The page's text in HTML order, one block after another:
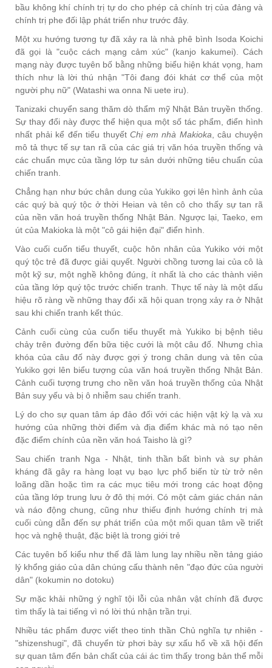
bầu không khí chính trị tự do cho phép cả chính trị của đảng và
chính trị phe đối lập phát triển như trước đây.
Một xu hướng tương tự đã xảy ra là nhà phê bình Isoda Koichi
đã gọi là "cuộc cách mạng cảm xúc" (kanjo kakumei). Cách
mạng này được tuyên bố bằng những biểu hiện khát vọng, ham
thích như là lời thú nhận "Tôi đang đói khát cơ thể của một
người phụ nữ" (Watashi wa onna Ni uete iru).
Tanizaki chuyển sang thăm dò thẩm mỹ Nhật Bản truyền thống.
Sự thay đổi này được thể hiện qua một số tác phẩm, điển hình
nhất phải kể đến tiểu thuyếtChị em nhà Makioka , câu chuyện
mô tả thực tế sự tan rã của các giá trị văn hóa truyền thống và
các chuẩn mực của tầng lớp tư sản dưới những tiêu chuẩn của
chiến tranh.
Chẳng hạn như bức chân dung của Yukiko gợi lên hình ảnh của
các quý bà quý tộc ở thời Heian và tên cô cho thấy sự tan rã
của nền văn hoá truyền thống Nhật Bản. Ngược lại, Taeko, em
út của Makioka là một "cô gái hiện đại" điển hình.
Vào cuối cuốn tiểu thuyết, cuộc hôn nhân của Yukiko với một
quý tộc trẻ đã được giải quyết. Người chồng tương lai của cô là
một kỹ sư, một nghề không đúng, ít nhất là cho các thành viên
của tầng lớp quý tộc trước chiến tranh. Thực tế này là một dấu
hiệu rõ ràng về những thay đổi xã hội quan trọng xảy ra ở Nhật
sau khi chiến tranh kết thúc.
Cảnh cuối cùng của cuốn tiểu thuyết mà Yukiko bị bệnh tiêu
chảy trên đường đến bữa tiệc cưới là một câu đố. Nhưng chìa
khóa của câu đố này được gợi ý trong chân dung và tên của
Yukiko gợi lên biểu tượng của văn hoá truyền thống Nhật Bản.
Cảnh cuối tượng trưng cho nền văn hoá truyền thống của Nhật
Bản suy yếu và bị ô nhiễm sau chiến tranh.
Lý do cho sự quan tâm áp đảo đối với các hiện vật kỳ lạ và xu
hướng của những thời điểm và địa điểm khác mà nó tạo nên
đặc điểm chính của nền văn hoá Taisho là gì?
Sau chiến tranh Nga - Nhật, tinh thần bất bình và sự phản
kháng đã gây ra hàng loạt vụ bạo lực phổ biến từ từ trở nên
loãng dần hoặc tìm ra các mục tiêu mới trong các hoạt động
của tầng lớp trung lưu ở đô thị mới. Có một cảm giác chán nản
và náo động chung, cũng như thiếu định hướng chính trị mà
cuối cùng dẫn đến sự phát triển của một mối quan tâm về triết
học và nghệ thuật, đặc biệt là trong giới trẻ
Các tuyên bố kiểu như thế đã làm lung lay nhiều nền tảng giáo
lý khổng giáo của dân chúng cấu thành nên "đạo đức của người
dân" (kokumin no dotoku)
Sự mặc khải những ý nghĩ tội lỗi của nhân vật chính đã được
tìm thấy là tai tiếng vì nó lời thú nhận trần trụi.
Nhiều tác phẩm được viết theo tinh thần Chủ nghĩa tự nhiên -
"shizenshugi", đã chuyển từ phơi bày sự xấu hổ về xã hội đến
sự quan tâm đến bản chất của cái ác tìm thấy trong bản thể mỗi